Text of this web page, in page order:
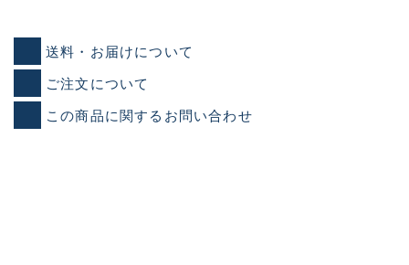
送料・お届けについて
ご注文について
この商品に関するお問い合わせ